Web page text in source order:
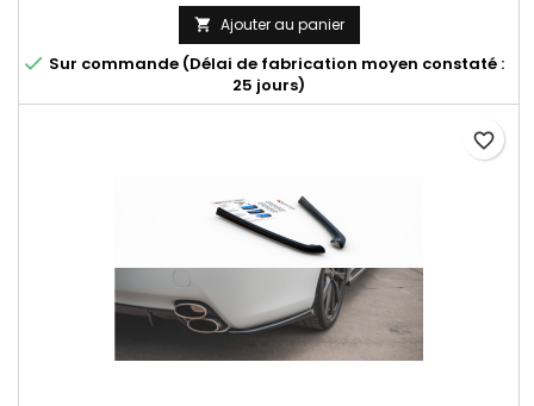
 Ajouter au panier
 Sur commande (Délai de fabrication moyen constaté :
25 jours)
favorite_border